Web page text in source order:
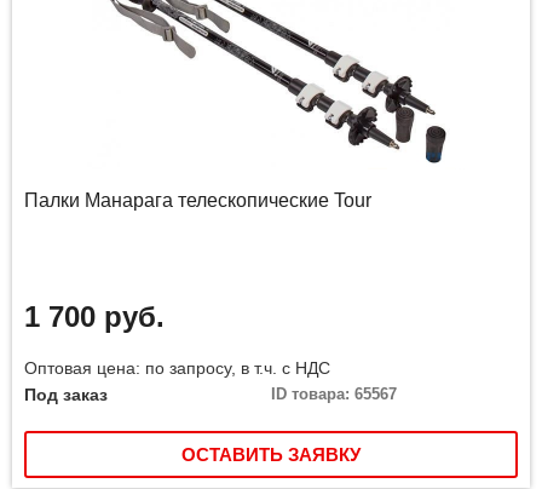
Палки Манарага телескопические Tour
1 700 руб.
Оптовая цена: по запросу, в т.ч. с НДС
Под заказ
ID товара: 65567
ОСТАВИТЬ ЗАЯВКУ